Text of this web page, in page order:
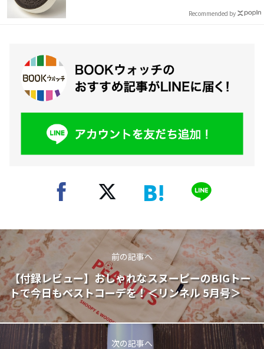
Recommended by
前の記事へ
【付録レビュー】おしゃれなスヌーピーのBIGトー
トで今日もベストコーデを！＜リンネル 5月号＞
次の記事へ